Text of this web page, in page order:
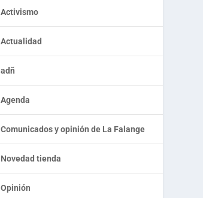
Activismo
Actualidad
adñ
Agenda
Comunicados y opinión de La Falange
Novedad tienda
Opinión